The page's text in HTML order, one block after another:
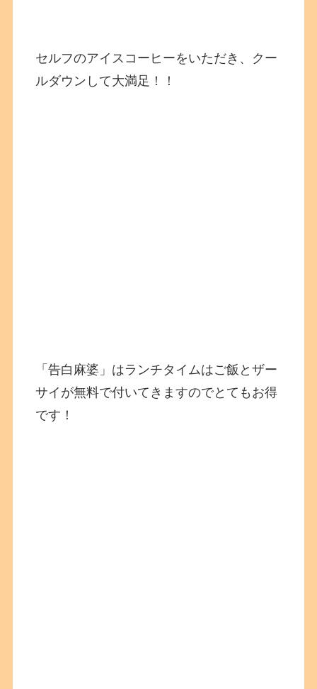
セルフのアイスコーヒーをいただき、クー
ルダウンして大満足！！
「告白麻婆」はランチタイムはご飯とザー
サイが無料で付いてきますのでとてもお得
です！